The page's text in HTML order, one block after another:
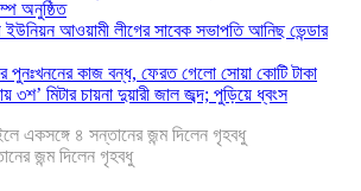
অনুষ্ঠিত
ইউনিয়ন আওয়ামী লীগের সাবেক সভাপতি আনিছ ভেন্ডার
পুনঃখননের কাজ বন্ধ, ফেরত গেলো সোয়া কোটি টাকা
৩শ’ মিটার চায়না দুয়ারী জাল জব্দ; পুড়িয়ে ধ্বংস
একসঙ্গে ৪ সন্তানের জন্ম দিলেন গৃহবধু